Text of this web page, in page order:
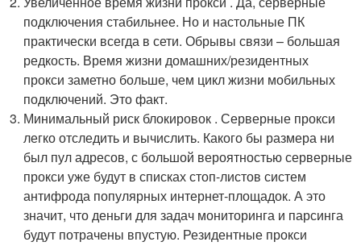
подключения стабильнее. Но и настольные ПК
практически всегда в сети. Обрывы связи – большая
редкость. Время жизни домашних/резидентных
прокси заметно больше, чем цикл жизни мобильных
подключений. Это факт.
Минимальный риск блокировок . Серверные прокси
легко отследить и вычислить. Какого бы размера ни
был пул адресов, с большой вероятностью серверные
прокси уже будут в списках стоп-листов систем
антифрода популярных интернет-площадок. А это
значит, что деньги для задач мониторинга и парсинга
будут потрачены впустую. Резидентные прокси